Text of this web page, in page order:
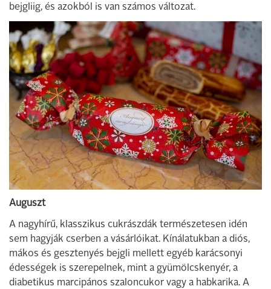
bejgliig, és azokból is van számos változat.
Auguszt
A nagyhírű, klasszikus cukrászdák természetesen idén
sem hagyják cserben a vásárlóikat. Kínálatukban a diós,
mákos és gesztenyés bejgli mellett egyéb karácsonyi
édességek is szerepelnek, mint a gyümölcskenyér, a
diabetikus marcipános szaloncukor vagy a habkarika. A